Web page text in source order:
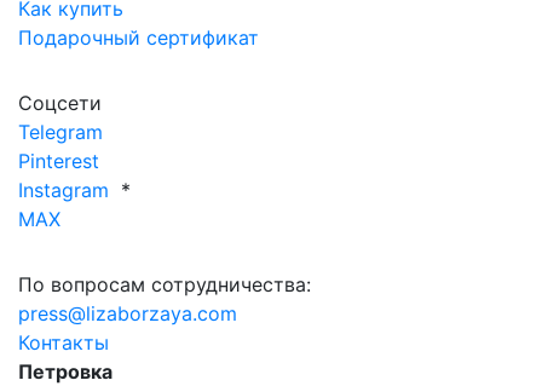
Как купить
Подарочный сертификат
Соцсети
Telegram
Pinterest
Instagram *
MAX
По вопросам сотрудничества:
press@lizaborzaya.com
Контакты
Петровка